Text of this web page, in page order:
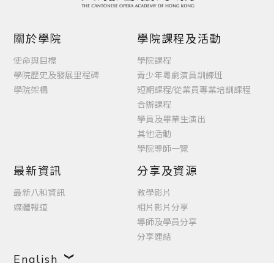
關於學院
使命與目標
學院歷史及發展里程碑
學院架構
學院課程及活動
學院課程
青少年粵劇演員訓練班
短期課程/從業員專業培訓課程
合辦課程
學員及畢業生演出
其他活動
學院導師一覽
最新資訊
最新八和資訊
媒體報道
分享及資源
教學影片
相片影片分享
導師及學員分享
分享連結
English